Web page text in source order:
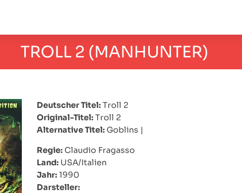
TROLL 2 (MANHUNTER)
Deutscher Titel:Troll 2
Original-Titel:Troll 2
Alternative Titel: Goblins |
Regie: Claudio Fragasso
Land: USA/Italien
Jahr:1990
Darsteller: